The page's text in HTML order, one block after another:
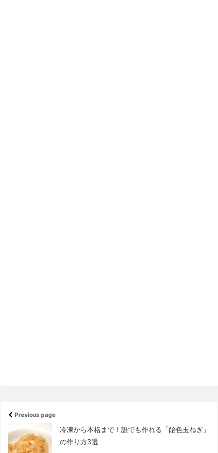
Previous page
冷凍から本格まで！誰でも作れる「飴色玉ねぎ」
の作り方3選